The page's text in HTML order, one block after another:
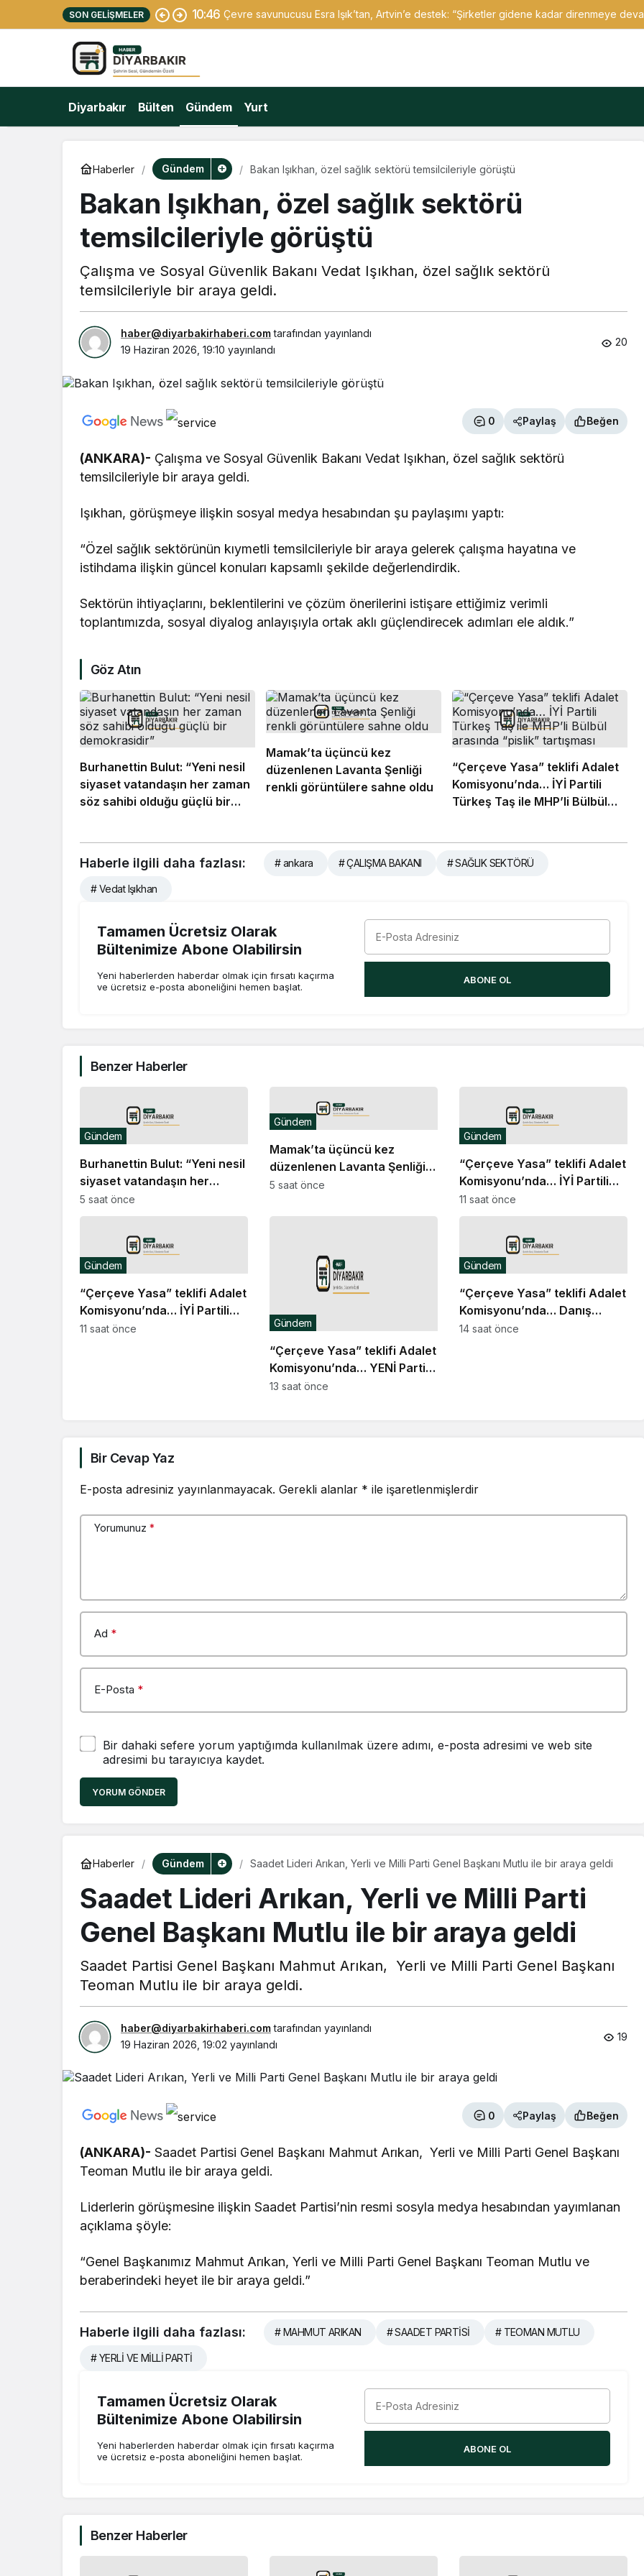
SON GELIŞMELER 10:46 Çevre savunucusu Esra Işık’tan, Artvin’e destek: “Şirketler gidene kadar direnmeye
Diyarbakır Bülten Gündem Yurt
Haberler Gündem Bakan Işıkhan, özel sağlık sektörü temsilcileriyle görüştü
Bakan Işıkhan, özel sağlık sektörü
temsilcileriyle görüştü
Çalışma ve Sosyal Güvenlik Bakanı Vedat Işıkhan, özel sağlık sektörü
temsilcileriyle bir araya geldi.
haber@diyarbakirhaberi.comtarafından yayınlandı
19 Haziran 2026, 19:10 yayınlandı
20
0 Paylaş Beğen
(ANKARA)- Çalışma ve Sosyal Güvenlik Bakanı Vedat Işıkhan, özel sağlık sektörü
temsilcileriyle bir araya geldi.
Işıkhan, görüşmeye ilişkin sosyal medya hesabından şu paylaşımı yaptı:
“Özel sağlık sektörünün kıymetli temsilcileriyle bir araya gelerek çalışma hayatına ve
istihdama ilişkin güncel konuları kapsamlı şekilde değerlendirdik.
Sektörün ihtiyaçlarını, beklentilerini ve çözüm önerilerini istişare ettiğimiz verimli
toplantımızda, sosyal diyalog anlayışıyla ortak aklı güçlendirecek adımları ele aldık.”
Göz Atın
Burhanettin Bulut: “Yeni nesil
siyaset vatandaşın her zaman
söz sahibi olduğu güçlü bir
Mamak’ta üçüncü kez
düzenlenen Lavanta Şenliği
renkli görüntülere sahne oldu
“Çerçeve Yasa” teklifi Adalet
Komisyonu’nda… İYİ Partili
Türkeş Taş ile MHP’li Bülbül
Haberle ilgili daha fazlası: # ankara # ÇALIŞMA BAKANI # SAĞLIK SEKTÖRÜ
# Vedat Işıkhan
Tamamen Ücretsiz Olarak
Bültenimize Abone Olabilirsin
Yeni haberlerden haberdar olmak için fırsatı kaçırma
ve ücretsiz e-posta aboneliğini hemen başlat.
ABONE OL
Benzer Haberler
Burhanettin Bulut: “Yeni nesil
siyaset vatandaşın her
zaman söz sahibi olduğu
güçlü bir demokrasidir”
Gündem
5 saat önce
Mamak’ta üçüncü kez
düzenlenen Lavanta Şenliği
renkli görüntülere sahne oldu
Gündem
5 saat önce
“Çerçeve Yasa” teklifi Adalet
Komisyonu’nda… İYİ Partili
Türkeş Taş ile MHP’li Bülbül
arasında “pislik” tartışması
Gündem
11 saat önce
“Çerçeve Yasa” teklifi Adalet
Komisyonu’nda… İYİ Partili
Rıdvan Uz, Komisyon Başkanı
Gündem
11 saat önce
“Çerçeve Yasa” teklifi Adalet
Komisyonu’nda… YENİ Partili
Tanrıkulu: Bir insana ‘Silahını
Gündem
13 saat önce
“Çerçeve Yasa” teklifi Adalet
Komisyonu’nda… Danış
Beştaş: Kürtler artık siyasetin
Gündem
14 saat önce
Bir Cevap Yaz
E-posta adresiniz yayınlanmayacak. Gerekli alanlar * ile işaretlenmişlerdir
Yorumunuz *
Ad *
E-Posta *
Bir dahaki sefere yorum yaptığımda kullanılmak üzere adımı, e-posta adresimi ve web site
adresimi bu tarayıcıya kaydet.
YORUM GÖNDER
Haberler Gündem Saadet Lideri Arıkan, Yerli ve Milli Parti Genel Başkanı Mutlu ile bir araya geldi
Saadet Lideri Arıkan, Yerli ve Milli Parti
Genel Başkanı Mutlu ile bir araya geldi
Saadet Partisi Genel Başkanı Mahmut Arıkan, Yerli ve Milli Parti Genel Başkanı
Teoman Mutlu ile bir araya geldi.
haber@diyarbakirhaberi.comtarafından yayınlandı
19 Haziran 2026, 19:02 yayınlandı
19
0 Paylaş Beğen
(ANKARA)- Saadet Partisi Genel Başkanı Mahmut Arıkan, Yerli ve Milli Parti Genel Başkanı
Teoman Mutlu ile bir araya geldi.
Liderlerin görüşmesine ilişkin Saadet Partisi’nin resmi sosyla medya hesabından yayımlanan
açıklama şöyle:
“Genel Başkanımız Mahmut Arıkan, Yerli ve Milli Parti Genel Başkanı Teoman Mutlu ve
beraberindeki heyet ile bir araya geldi.”
Haberle ilgili daha fazlası: # MAHMUT ARIKAN # SAADET PARTİSİ # TEOMAN MUTLU
# YERLİ VE MİLLİ PARTİ
Tamamen Ücretsiz Olarak
Bültenimize Abone Olabilirsin
Yeni haberlerden haberdar olmak için fırsatı kaçırma
ve ücretsiz e-posta aboneliğini hemen başlat.
ABONE OL
Benzer Haberler